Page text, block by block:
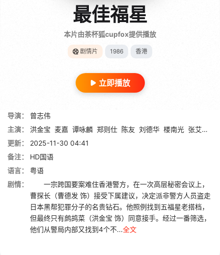
最佳福星
本片由茶杯狐cupfox提供播放
剧情片 1986 香港
立即播放
导演：
曾志伟
主演：
洪金宝 麦嘉 谭咏麟 郑则仕 陈友 刘德华 楼南光 张艾嘉
更新：
2025-11-30 04:41
备注：
HD国语
语言：
粤语
剧情：
一宗跨国要案难住香港警方，在一次高层秘密会议上，
曹探长（曹德发 饰）接受下属建议，决定派非警方人员盗走
日本黑帮犯罪分子的名贵钻石。他照例找到五福星老搭档，
但最终只有鹧鸪菜（洪金宝 饰）同意接手。经过一番筛选，
他们从警局内部又找到4个不...全文